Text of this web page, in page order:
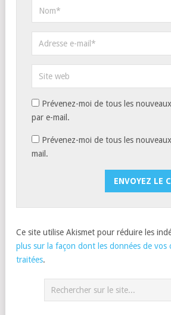
Prévenez-moi de tous les
par e-mail.
Prévenez-moi de tous les
mail.
Ce site utilise Akismet pour réduire les
plus sur la façon dont les données de vos
traitées.